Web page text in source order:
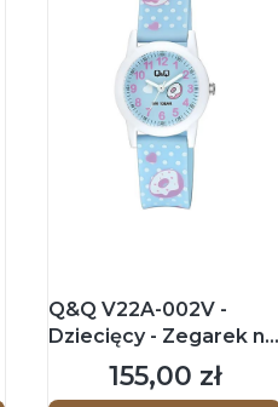
Q&Q V22A-002V -
Dziecięcy - Zegarek na
Cena
155,00 zł